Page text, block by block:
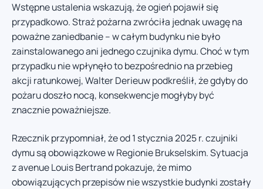
Wstępne ustalenia wskazują, że ogień pojawił się
przypadkowo. Straż pożarna zwróciła jednak uwagę na
poważne zaniedbanie – w całym budynku nie było
zainstalowanego ani jednego czujnika dymu. Choć w tym
przypadku nie wpłynęło to bezpośrednio na przebieg
akcji ratunkowej, Walter Derieuw podkreślił, że gdyby do
pożaru doszło nocą, konsekwencje mogłyby być
znacznie poważniejsze.
Rzecznik przypomniał, że od 1 stycznia 2025 r. czujniki
dymu są obowiązkowe w Regionie Brukselskim. Sytuacja
z avenue Louis Bertrand pokazuje, że mimo
obowiązujących przepisów nie wszystkie budynki zostały